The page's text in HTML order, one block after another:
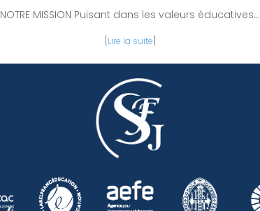
NOTRE MISSION Puisant dans les valeurs éducatives...
Lire la suite